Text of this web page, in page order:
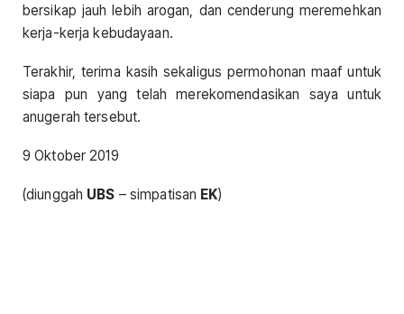
bersikap jauh lebih arogan, dan cenderung meremehkan
kerja-kerja kebudayaan.
Terakhir, terima kasih sekaligus permohonan maaf untuk
siapa pun yang telah merekomendasikan saya untuk
anugerah tersebut.
9 Oktober 2019
(diunggah UBS – simpatisan EK)